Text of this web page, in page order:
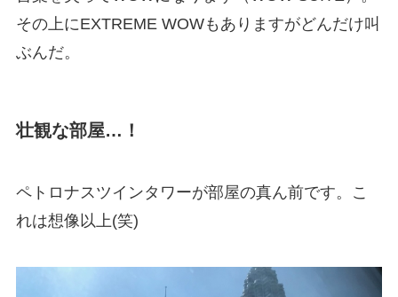
その上にEXTREME WOWもありますがどんだけ叫
ぶんだ。
壮観な部屋…！
ペトロナスツインタワーが部屋の真ん前です。こ
れは想像以上(笑)